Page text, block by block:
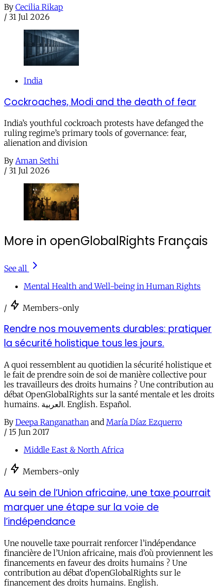
By Cecilia Rikap
/ 31 Jul 2026
India
Cockroaches, Modi and the death of fear
India’s youthful cockroach protests have defanged the
ruling regime’s primary tools of governance: fear,
alienation and division
By Aman Sethi
/ 31 Jul 2026
More in openGlobalRights Français
See all
Mental Health and Well-being in Human Rights
/ Members-only
Rendre nos mouvements durables: pratiquer
la sécurité holistique tous les jours.
A quoi ressemblent au quotidien la sécurité holistique et
le fait de prendre soin de soi de manière collective pour
les travailleurs des droits humains ? Une contribution au
débat OpenGlobalRights sur la santé mentale et les droits
humains. العربية. English. Español.
By Deepa Ranganathan and María Díaz Ezquerro
/ 15 Jun 2017
Middle East & North Africa
/ Members-only
Au sein de l’Union africaine, une taxe pourrait
marquer une étape sur la voie de
l’indépendance
Une nouvelle taxe pourrait renforcer l’indépendance
financière de l’Union africaine, mais d’où proviennent les
financements en faveur des droits humains ? Une
contribution au débat d’openGlobalRights sur le
financement des droits humains. English.